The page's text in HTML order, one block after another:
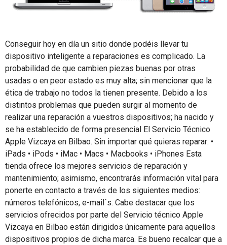
Conseguir hoy en día un sitio donde podéis llevar tu
dispositivo inteligente a reparaciones es complicado. La
probabilidad de que cambien piezas buenas por otras
usadas o en peor estado es muy alta; sin mencionar que la
ética de trabajo no todos la tienen presente. Debido a los
distintos problemas que pueden surgir al momento de
realizar una reparación a vuestros dispositivos; ha nacido y
se ha establecido de forma presencial El Servicio Técnico
Apple Vizcaya en Bilbao. Sin importar qué quieras reparar: •
iPads • iPods • iMac • Macs • Macbooks • iPhones Esta
tienda ofrece los mejores servicios de reparación y
mantenimiento; asimismo, encontrarás información vital para
ponerte en contacto a través de los siguientes medios:
números telefónicos, e-mail´s. Cabe destacar que los
servicios ofrecidos por parte del Servicio técnico Apple
Vizcaya en Bilbao están dirigidos únicamente para aquellos
dispositivos propios de dicha marca. Es bueno recalcar que a